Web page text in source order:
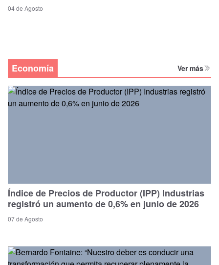
04 de Agosto
Economía Ver más
Índice de Precios de Productor (IPP) Industrias
registró un aumento de 0,6% en junio de 2026
07 de Agosto